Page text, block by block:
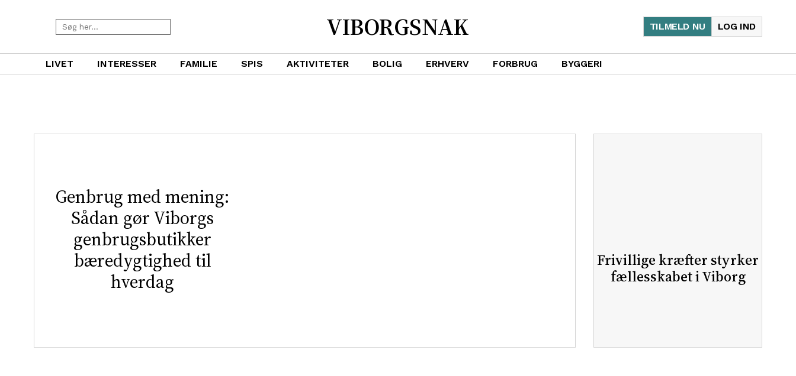
VIBORGSNAK LOG IND
TILMELD NU
LIVET INTERESSER FAMILIE SPIS AKTIVITETER BOLIG ERHVERV FORBRUG BYGGERI
Genbrug med mening:
Sådan gør Viborgs
genbrugsbutikker
bæredygtighed til
hverdag
Frivillige kræfter styrker
fællesskabet i Viborg